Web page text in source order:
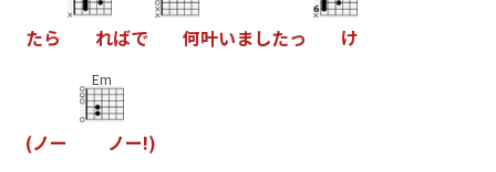
たら ればで 何叶いましたっ け
(ノー
Em
ノー!)